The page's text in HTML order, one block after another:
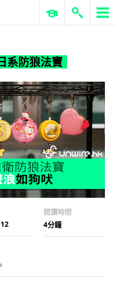
系防狼法寶
ERP 與商業 AI
防狼法寶
閱讀時間
4分鐘